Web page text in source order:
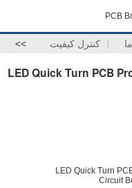
PCB
کنترل کیفیت >>
LED Quick Turn PCB